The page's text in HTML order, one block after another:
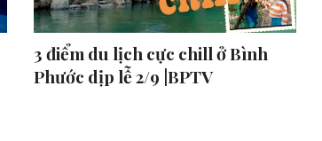
3 điểm du lịch cực chill ở Bình
Phước dịp lễ 2/9 |BPTV